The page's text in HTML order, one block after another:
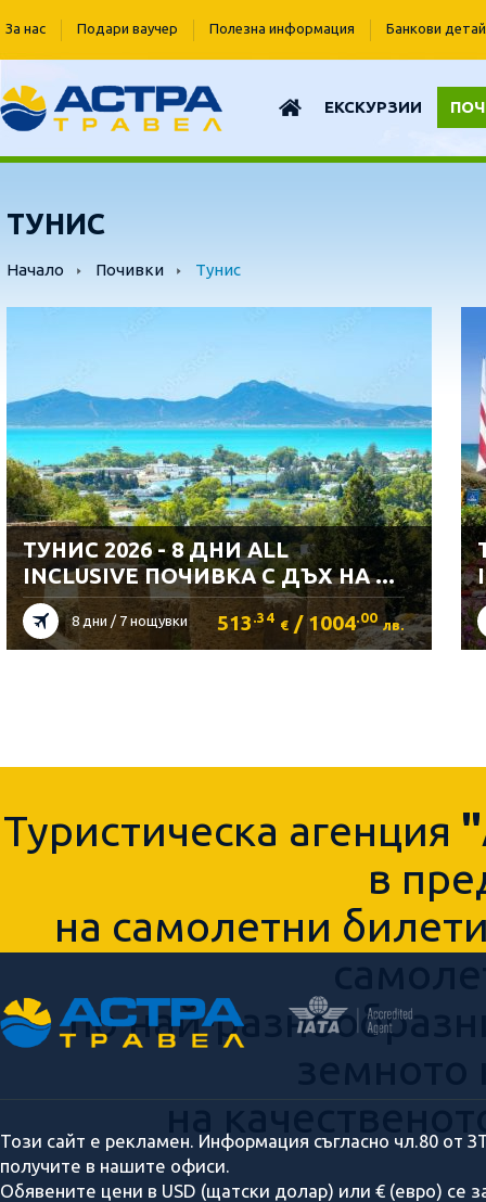
За нас Подари ваучер Полезна информация Банкови
ЕКСКУРЗИИ
ТУНИС
Начало Почивки Тунис
ТУНИС 2026 - 8 ДНИ ALL
INCLUSIVE ПОЧИВКА С ДЪХ НА ...
8 дни / 7 нощувки 513 .34 € / 1004.00 лв.
Туристическа агенция
в
на самолетни
по най-
на
Този сайт е рекламен. Информация съгласно чл.80 от
получите в нашите офиси.
Обявените цени в USD (щатски долар) или € (евро) се